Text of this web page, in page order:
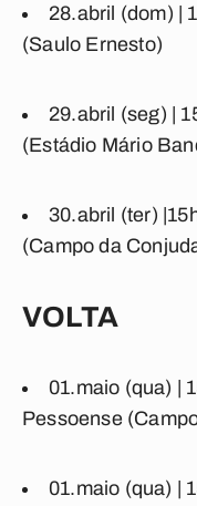
28.abril (dom) |
(Saulo Ernesto)
29.abril (seg) |
(Estádio Mário
30.abril (ter) |15h
(Campo da
VOLTA
01.maio (qua) |
Pessoense
01.maio (qua) |